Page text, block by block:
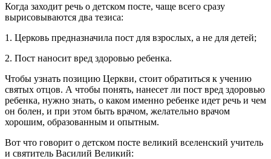
Когда заходит речь о детском посте, чаще всего сразу
вырисовываются два тезиса:
1. Церковь предназначила пост для взрослых, а не для детей;
2. Пост наносит вред здоровью ребенка.
Чтобы узнать позицию Церкви, стоит обратиться к учению
святых отцов. А чтобы понять, нанесет ли пост вред здоровью
ребенка, нужно знать, о каком именно ребенке идет речь и чем
он болен, и при этом быть врачом, желательно врачом
хорошим, образованным и опытным.
Вот что говорит о детском посте великий вселенский учитель
и святитель Василий Великий: